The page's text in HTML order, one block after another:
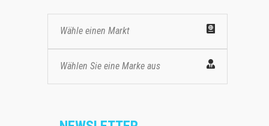
Wähle einen Markt
Wählen Sie eine Marke aus